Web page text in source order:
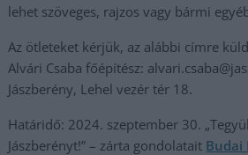
lehet szöveges, rajzos vagy bármi
Az ötleteket kérjük, az alábbi címre
Alvári Csaba főépítész:
Jászberény, Lehel vezér tér 18.
Határidő: 2024. szeptember 30.
Jászberényt!” – zárta gondolatait Budai